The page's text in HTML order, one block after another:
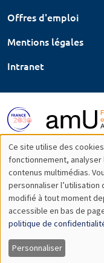
Offres d'emploi
Mentions légales
Intranet
Utilisation
des
données
et
Ce site utilise des
fonctionnement,
contenus multimédias.
personnaliser
modifié à tout moment
accessible en bas de
politique de
Personnaliser